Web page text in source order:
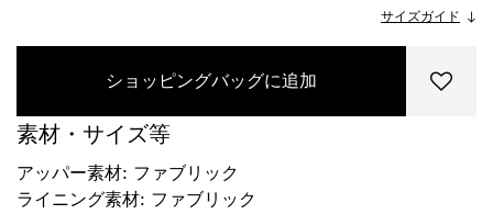
サイズガイド
ショッピングバッグに追加
素材・サイズ等
アッパー素材: ファブリック
ライニング素材: ファブリック